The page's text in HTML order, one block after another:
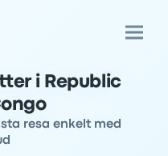
i Republic
resa enkelt med